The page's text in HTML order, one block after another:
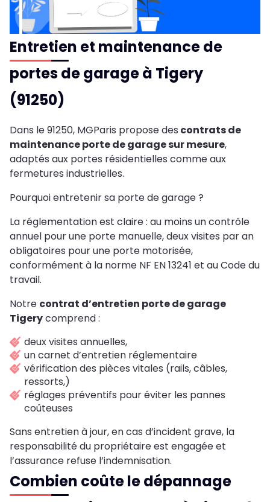
Entretien et maintenance de
portes de garage à Tigery
(91250)
Dans le 91250, MGParis propose des contrats de
maintenance porte de garage sur mesure,
adaptés aux portes résidentielles comme aux
fermetures industrielles.
Pourquoi entretenir sa porte de garage ?
La réglementation est claire : au moins un contrôle
annuel pour une porte manuelle, deux visites par an
obligatoires pour une porte motorisée,
conformément à la norme NF EN 13241 et au Code du
travail.
Notre contrat d’entretien porte de garage
Tigerycomprend :
deux visites annuelles,
un carnet d’entretien réglementaire
vérification des pièces vitales (rails, câbles,
ressorts,)
réglages préventifs pour éviter les pannes
coûteuses
Sans entretien à jour, en cas d’incident grave, la
responsabilité du propriétaire est engagée et
l’assurance refuse l’indemnisation.
Combien coûte le dépannage